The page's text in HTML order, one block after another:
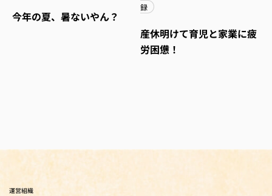
今年の夏、暑ないやん？
録
産休明けて育児と家業に疲
労困憊！
運営組織